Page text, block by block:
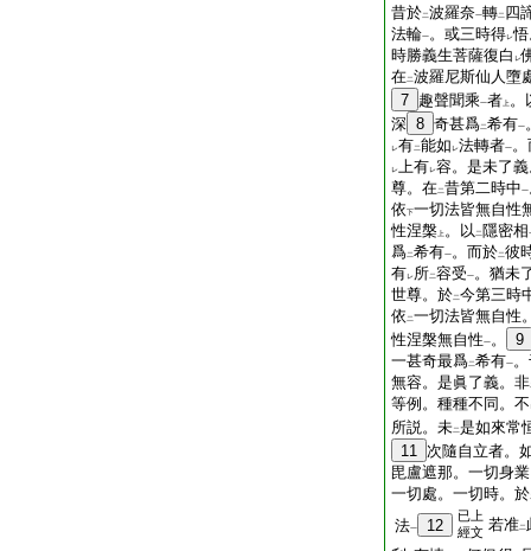
昔於二波羅奈一轉二 四
法輪一。或三時得レ
時勝義生菩薩復白 レ
在二波羅尼斯仙人墮
7 趣聲聞乘一者 上 。
深 8 奇甚爲二希有一
レ有二能如 レ法轉者一。
レ上有レ容。是未了
尊。在二昔第二時中一
依下一切法皆無自性
性涅槃 上 。以 二 隱密相
爲二希有一。而於二彼
有レ所二容受一。猶未
世尊。於二今第三時
依 二一切法皆無自性
性涅槃無自性一。
9
一甚奇最爲二希有一
無容。是眞了義。非
等例。種種不同。不
所説。未二是如來常
11 次隨自立者。
毘盧遮那。一切身
一切處。一切時。於
法一 12
已上
經文 若准二